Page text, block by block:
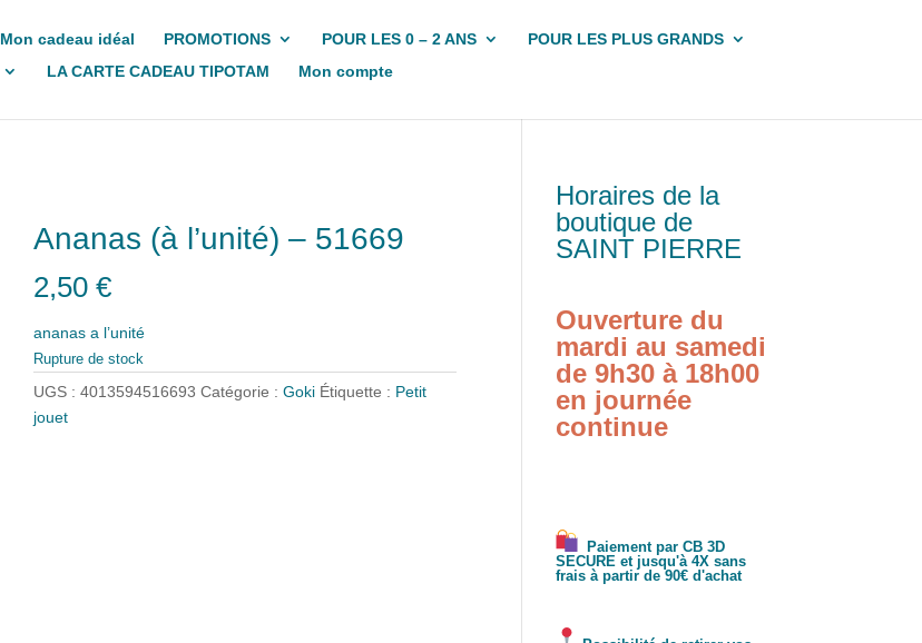
Mon cadeau idéal PROMOTIONS POUR LES 0 – 2 ANS
POUR LES PLUS GRANDS
LA CARTE CADEAU TIPOTAM Mon compte
Ananas (à l’unité) – 51669
2,50€
ananas a l’unité
Rupture de stock
UGS :4013594516693 Catégorie :Goki Étiquette : Petit
jouet
Horaires de la
boutique de
SAINT PIERRE
Ouverture du
mardi au samedi
de 9h30 à 18h00
en journée
continue
Paiement par CB 3D
SECURE et jusqu'à 4X sans
frais à partir de 90€ d'achat